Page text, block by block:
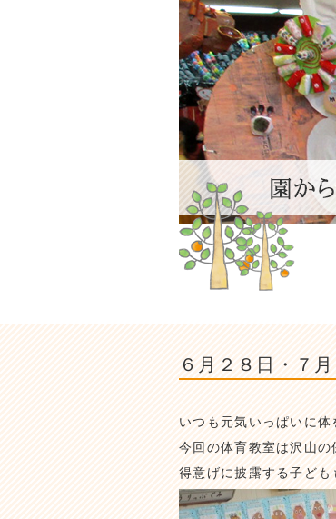
６月２８日・７
いつも元気いっぱいに体
今回の体育教室は沢山の
得意げに披露する子ど